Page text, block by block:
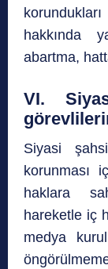
hakkında
abartma,
VI.
Siyasi
korunması
haklara
hareketle iç
medya